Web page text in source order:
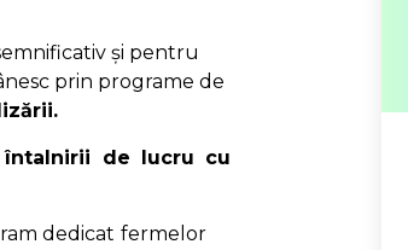
și pentru
prin programe de
de lucru cu
dedicat fermelor